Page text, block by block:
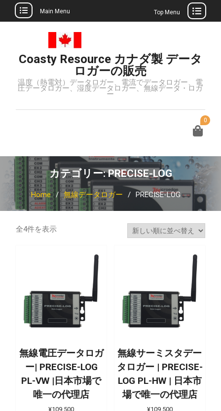
Main Menu Top Menu
Coasty Resource カナダ製 データ
ロガーの販売
温度（熱電対）データロガー、電流でデータロガー、電
圧データロガー、湿度データロガー、無線データ・ロガ
ー
0
カテゴリー:PRECISE-LOG
Home 無線データロガー PRECISE-LOG
全4件を表示新
無線電圧データロガ
ー| PRECISE-LOG
PL-VW |日本市場で
唯一の代理店
¥109,500
無線サーミスタデー
タロガー | PRECISE-
LOG PL-HW | 日本市
場で唯一の代理店
¥109,500